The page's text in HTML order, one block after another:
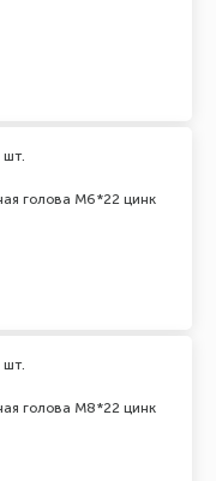
голова М6*22 цинк
шт.
голова М8*22 цинк
шт.